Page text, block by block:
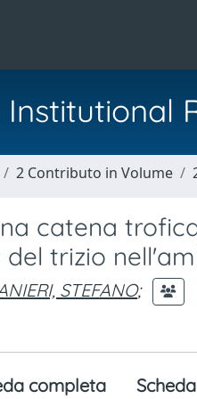
Institutional
2 Contributo in Volume
catena
trizio
STEFANO;
completa